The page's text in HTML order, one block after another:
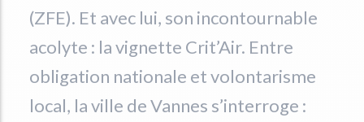
(ZFE). Et avec lui, son incontournable
acolyte : la vignette Crit’Air. Entre
obligation nationale et volontarisme
local, la ville de Vannes s’interroge :